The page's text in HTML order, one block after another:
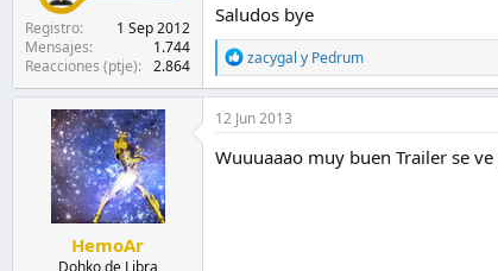
Registro
1 Sep 2012
Mensajes
1.744
Reacciones (ptje)
2.864
Saludos bye
R
e
a
c
c
o
zacygal y Pedrum
HemoAr
Dohko de Libra
12 Jun 2013
Wuuuaaao muy buen Trailer se